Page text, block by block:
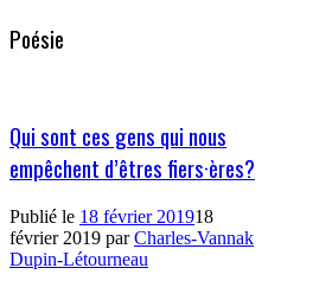
Poésie
Qui sont ces gens qui nous
empêchent d’êtres fiers·ères?
Publié le 18 février 201918
février 2019 parCharles-Vannak
Dupin-Létourneau